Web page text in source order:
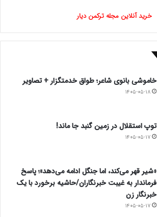
خرید آنلاین مجله ترکمن دیار
خاموشی بانوی شاعر؛ طواق خدمتگزار + تصاویر
۱۴۰۵-۰۵-۱۸
توپ استقلال در زمین گنبد جا ماند!
۱۴۰۵-۰۵-۱۷
«شیر قهر می‌کند، اما جنگل ادامه می‌دهد»؛ پاسخ
فرماندار به غیبت خبرنگاران/حاشیه برخورد با یک
خبرنگار زن
۱۴۰۵-۰۵-۱۷